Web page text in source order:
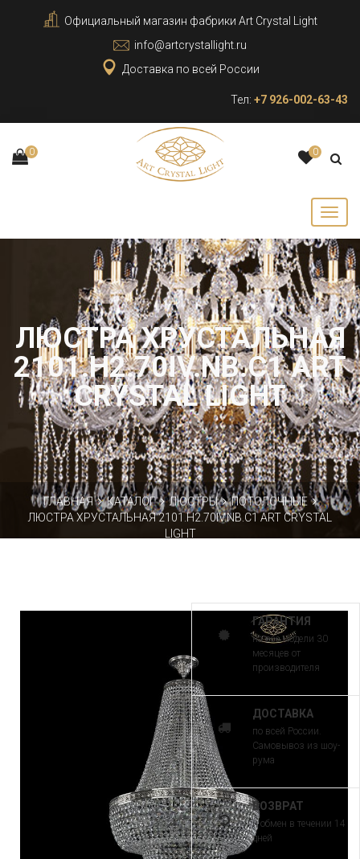
Официальный магазин фабрики Art Crystal Light
info@artcrystallight.ru
Доставка по всей России
Тел: +7 926-002-63-43
0 0
ЛЮСТРА ХРУСТАЛЬНАЯ
2101.H2.70IV.NB.C1 ART
CRYSTAL LIGHT
ГЛАВНАЯ КАТАЛОГ ЛЮСТРЫ
ПОТОЛОЧНЫЕ
ЛЮСТРА ХРУСТАЛЬНАЯ 2101.H2.70IV.NB.C1 ART CRYSTAL
LIGHT
ГАРАНТИЯ
на все модели 30
месяцев от
производителя
ДОСТАВКА
по всей России.
Самовывоз из шоу-
рума
ВОЗВРАТ
и обмен в течении 14
дней